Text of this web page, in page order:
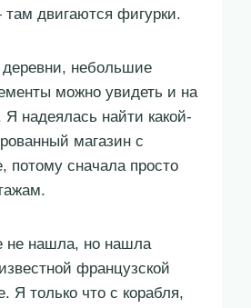
двигаются фигурки.
небольшие
можно увидеть и на
Я надеялась найти какой-
магазин с
потому сначала просто
не нашла, но нашла
французской
Я только что с корабля,